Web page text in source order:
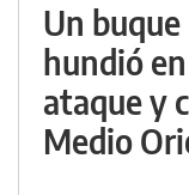
Un
hundió
ataque y
Medio